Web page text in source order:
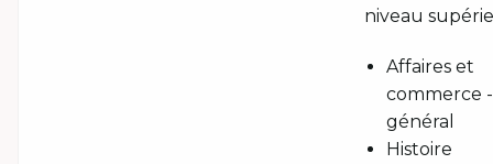
niveau
Affaires et
commerce -
général
Histoire